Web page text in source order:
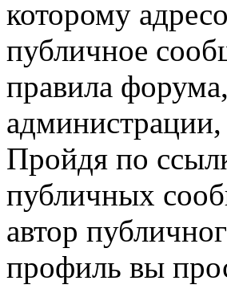
которому
публичное
правила
Пройдя по
публичных
автор
профиль вы